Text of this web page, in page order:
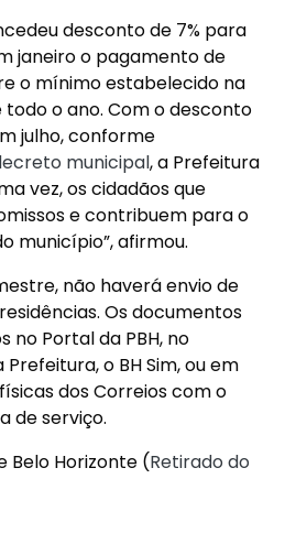
desconto de 7% para
janeiro o pagamento de
o mínimo estabelecido na
todo o ano. Com o desconto
julho, conforme
municipal, a Prefeitura
vez, os cidadãos que
e contribuem para o
município”, afirmou.
não haverá envio de
Os documentos
no Portal da PBH, no
o BH Sim, ou em
dos Correios com o
de serviço.
Belo Horizonte (Retirado do